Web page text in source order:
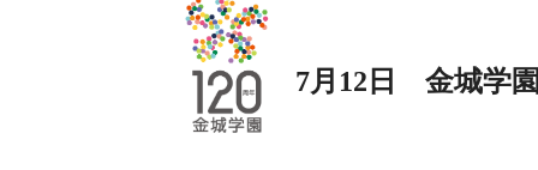
7月12日 金城学